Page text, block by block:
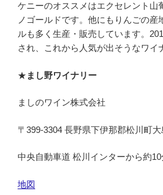
ケニーのオススメはエクセレント山
ノゴールドです。他にもりんごの産
ルも多く生産・販売しています。
され、これから人気が出そうなワイ
★ まし野ワイナリー
ましのワイン株式会社
〒399-3304 長野県下伊那郡松川町
中央自動車道 松川インターから約10
地図